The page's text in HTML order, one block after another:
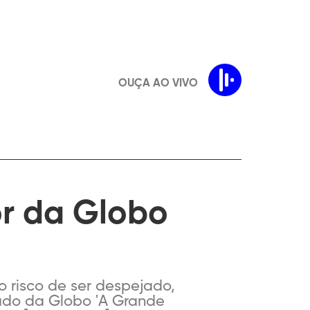
OUÇA AO VIVO
da Globo
risco de ser despejado,
da Globo 'A Grande